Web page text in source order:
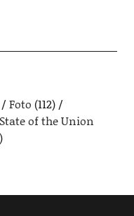
Foto (112)
State of the Union